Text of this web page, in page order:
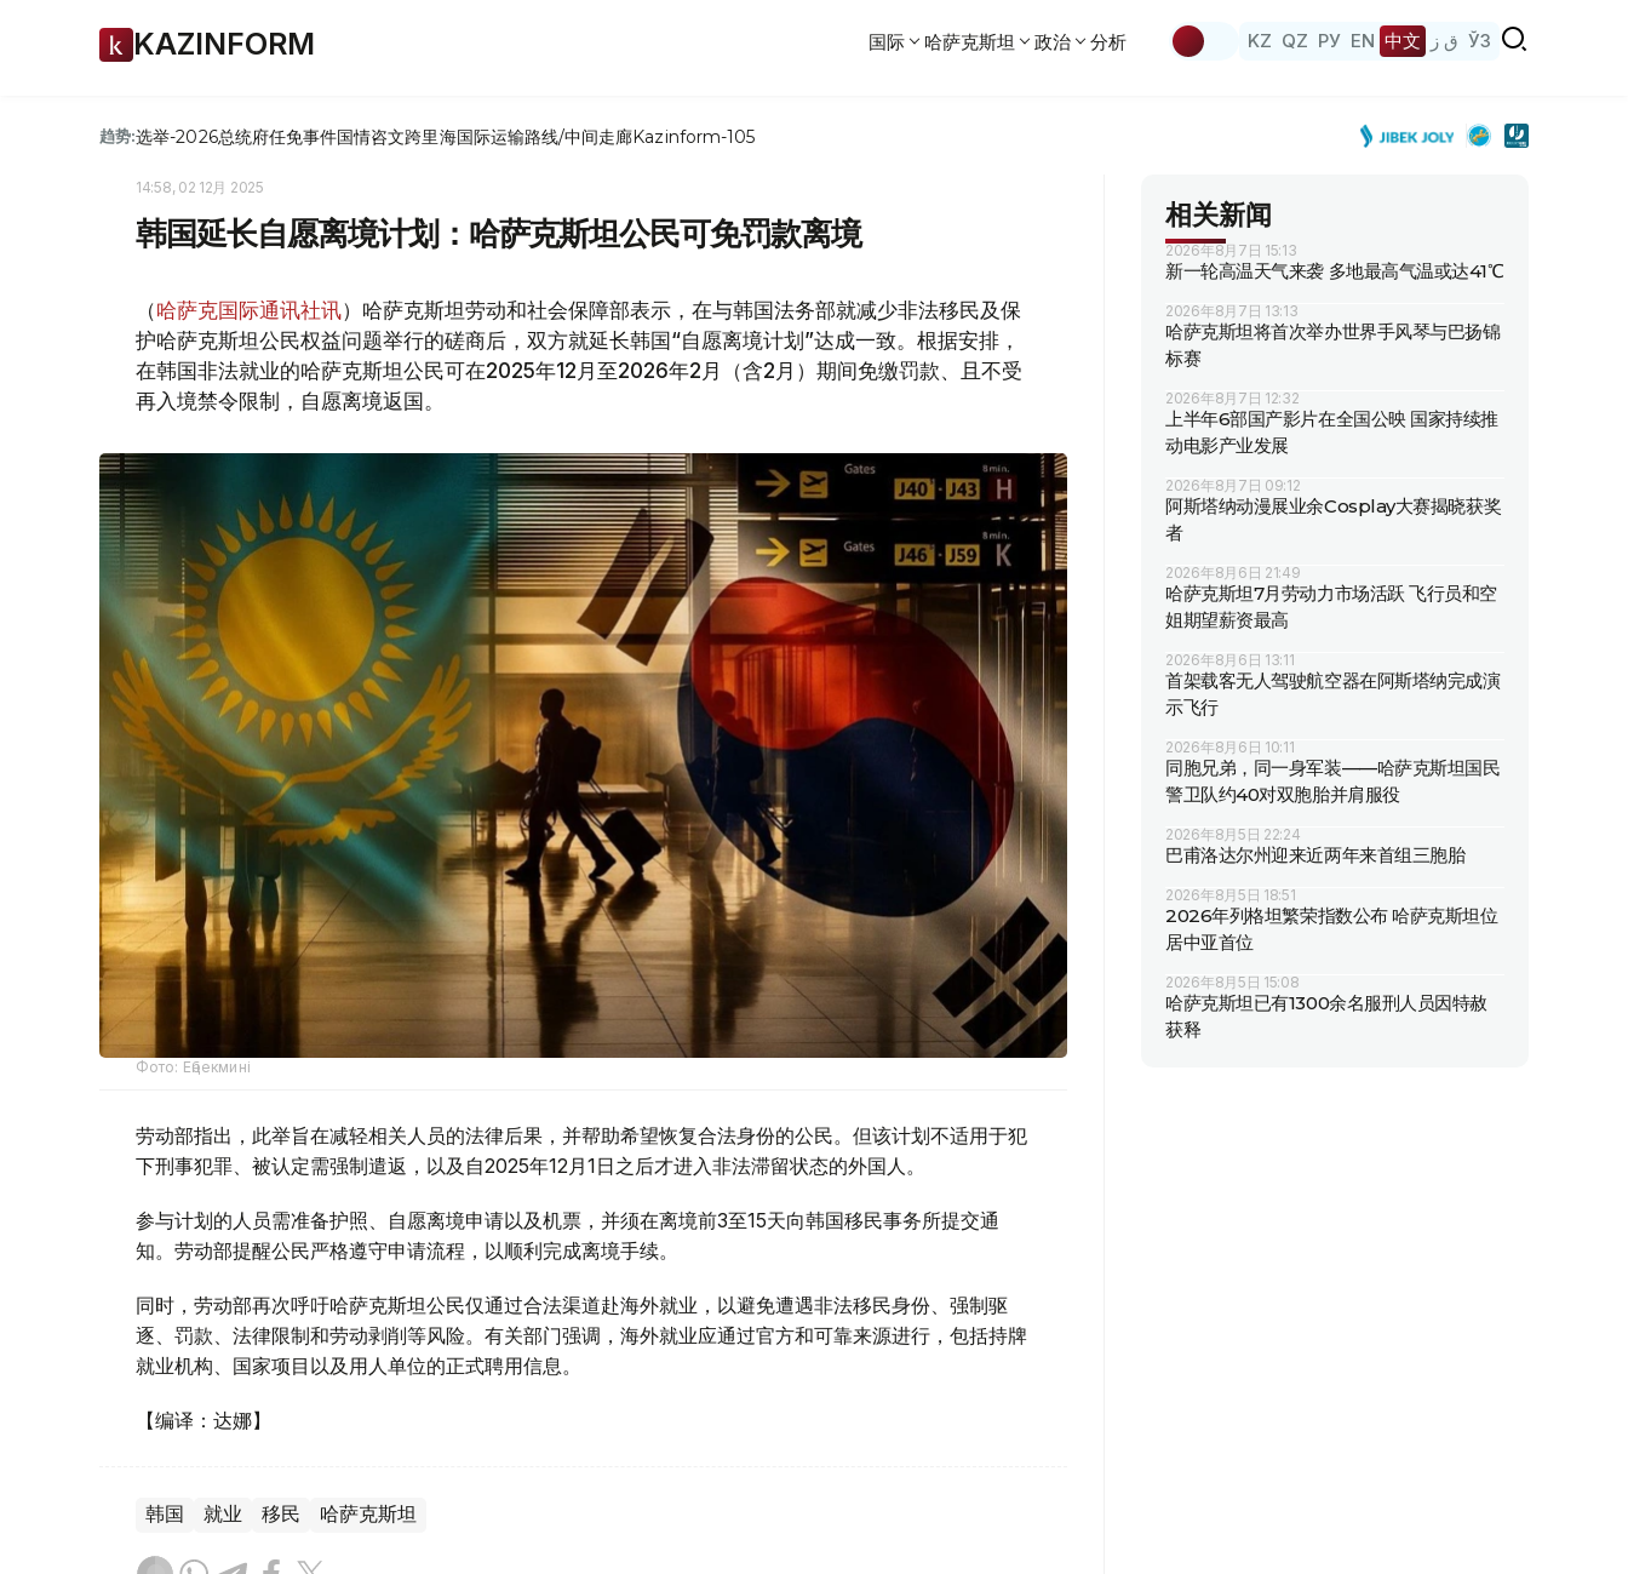
KAZINFORM 国际 哈萨克斯坦 政治 分析 KZ QZ РУ EN 中文 ق ز ЎЗ
趋势:选举-2026总统府任免事件国情咨文跨里海国际运输路线/中间走廊Kazinform-105
14:58, 02 12月 2025
韩国延长自愿离境计划：哈萨克斯坦公民可免罚款离境
（哈萨克国际通讯社讯）哈萨克斯坦劳动和社会保障部表示，在与韩国法务部就减少非法移民及保
护哈萨克斯坦公民权益问题举行的磋商后，双方就延长韩国“自愿离境计划”达成一致。根据安排，
在韩国非法就业的哈萨克斯坦公民可在2025年12月至2026年2月（含2月）期间免缴罚款、且不受
再入境禁令限制，自愿离境返国。
Фото: Еңбекмині
劳动部指出，此举旨在减轻相关人员的法律后果，并帮助希望恢复合法身份的公民。但该计划不适用于犯
下刑事犯罪、被认定需强制遣返，以及自2025年12月1日之后才进入非法滞留状态的外国人。
参与计划的人员需准备护照、自愿离境申请以及机票，并须在离境前3至15天向韩国移民事务所提交通
知。劳动部提醒公民严格遵守申请流程，以顺利完成离境手续。
同时，劳动部再次呼吁哈萨克斯坦公民仅通过合法渠道赴海外就业，以避免遭遇非法移民身份、强制驱
逐、罚款、法律限制和劳动剥削等风险。有关部门强调，海外就业应通过官方和可靠来源进行，包括持牌
就业机构、国家项目以及用人单位的正式聘用信息。
【编译：达娜】
韩国 就业 移民 哈萨克斯坦
相关新闻
2026年8月7日 15:13
新一轮高温天气来袭 多地最高气温或达41℃
2026年8月7日 13:13
哈萨克斯坦将首次举办世界手风琴与巴扬锦
标赛
2026年8月7日 12:32
上半年6部国产影片在全国公映 国家持续推
动电影产业发展
2026年8月7日 09:12
阿斯塔纳动漫展业余Cosplay大赛揭晓获奖
者
2026年8月6日 21:49
哈萨克斯坦7月劳动力市场活跃 飞行员和空
姐期望薪资最高
2026年8月6日 13:11
首架载客无人驾驶航空器在阿斯塔纳完成演
示飞行
2026年8月6日 10:11
同胞兄弟，同一身军装——哈萨克斯坦国民
警卫队约40对双胞胎并肩服役
2026年8月5日 22:24
巴甫洛达尔州迎来近两年来首组三胞胎
2026年8月5日 18:51
2026年列格坦繁荣指数公布 哈萨克斯坦位
居中亚首位
2026年8月5日 15:08
哈萨克斯坦已有1300余名服刑人员因特赦
获释